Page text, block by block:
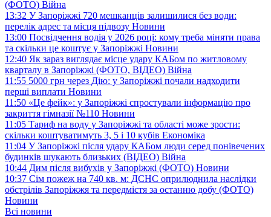
(ФОТО) Війна
13:32 У Запоріжжі 720 мешканців залишилися без води:
перелік адрес та місця підвозу Новини
13:00 Посвідчення водія у 2026 році: кому треба міняти права
та скільки це коштує у Запоріжжі Новини
12:40 Як зараз виглядає місце удару КАБом по житловому
кварталу в Запоріжжі (ФОТО, ВІДЕО) Війна
11:55 5000 грн через Дію: у Запоріжжі почали надходити
перші виплати Новини
11:50 «Це фейк»: у Запоріжжі спростували інформацію про
закриття гімназії №110 Новини
11:05 Тариф на воду у Запоріжжі та області може зрости:
скільки коштуватимуть 3, 5 і 10 кубів Економіка
11:04 У Запоріжжі після удару КАБом люди серед понівечених
будинків шукають близьких (ВІДЕО) Війна
10:44 Дим після вибухів у Запоріжжі (ФОТО) Новини
10:37 Сім пожеж на 740 кв. м: ДСНС оприлюднила наслідки
обстрілів Запоріжжя та передмістя за останню добу (ФОТО)
Новини
Всі новини